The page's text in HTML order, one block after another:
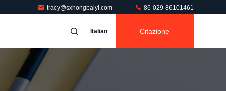
tracy@sxhongbaiyi.com 86-029-86101461
Italian Citazione